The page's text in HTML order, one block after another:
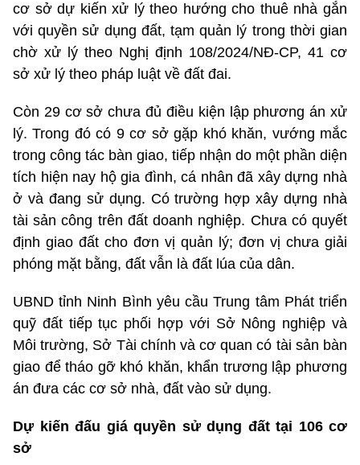
cơ sở dự kiến xử lý theo hướng cho thuê nhà gắn
với quyền sử dụng đất, tạm quản lý trong thời gian
chờ xử lý theo Nghị định 108/2024/NĐ-CP, 41 cơ
sở xử lý theo pháp luật về đất đai.
Còn 29 cơ sở chưa đủ điều kiện lập phương án xử
lý. Trong đó có 9 cơ sở gặp khó khăn, vướng mắc
trong công tác bàn giao, tiếp nhận do một phần diện
tích hiện nay hộ gia đình, cá nhân đã xây dựng nhà
ở và đang sử dụng. Có trường hợp xây dựng nhà
tài sản công trên đất doanh nghiệp. Chưa có quyết
định giao đất cho đơn vị quản lý; đơn vị chưa giải
phóng mặt bằng, đất vẫn là đất lúa của dân.
UBND tỉnh Ninh Bình yêu cầu Trung tâm Phát triển
quỹ đất tiếp tục phối hợp với Sở Nông nghiệp và
Môi trường, Sở Tài chính và cơ quan có tài sản bàn
giao để tháo gỡ khó khăn, khẩn trương lập phương
án đưa các cơ sở nhà, đất vào sử dụng.
Dự kiến đấu giá quyền sử dụng đất tại 106 cơ
sở